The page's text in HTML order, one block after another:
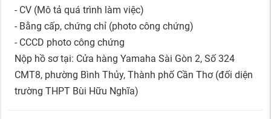
- CV (Mô tả quá trình làm việc)
- Bằng cấp, chứng chỉ (photo công chứng)
- CCCD photo công chứng
Nộp hồ sơ tại: Cửa hàng Yamaha Sài Gòn 2, Số 324
CMT8, phường Bình Thủy, Thành phố Cần Thơ (đối diện
trường THPT Bùi Hữu Nghĩa)